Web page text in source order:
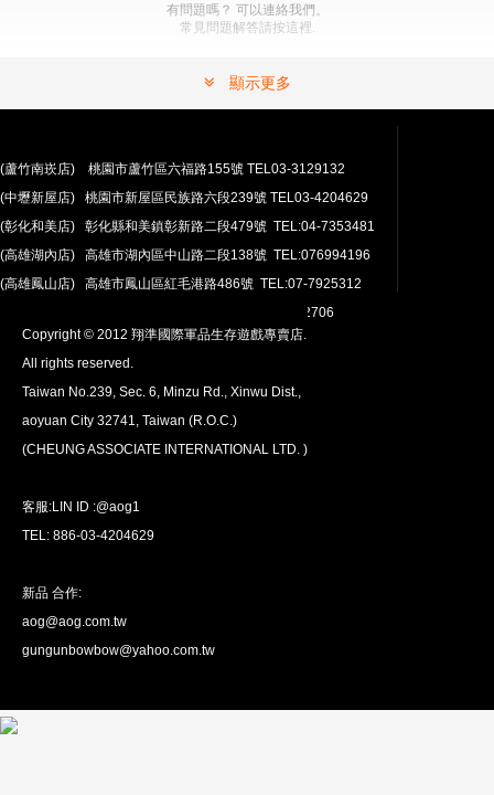
有問題嗎？ 可以連絡我們。
常見問題解答請按這裡.
安心購買
100％付款保護。 簡單
退貨政策
全球配送
我們將運送至全球
顯示更多
(蘆竹南崁店) 桃園市蘆竹區六福路155號 TEL03-3129132
(中壢新屋店) 桃園市新屋區民族路六段239號 TEL03-4204629
(彰化和美店) 彰化縣和美鎮彰新路二段479號 TEL:04-7353481
(高雄湖內店) 高雄市湖內區中山路二段138號 TEL:076994196
(高雄鳳山店) 高雄市鳳山區紅毛港路486號 TEL:07-7925312
翔準網路部門:TEL 03-4202763 03-4202706
Copyright © 2012 翔準國際軍品生存遊戲專賣店.
All rights reserved.
Taiwan No.239, Sec. 6, Minzu Rd., Xinwu Dist.,
aoyuan City 32741, Taiwan (R.O.C.)
(CHEUNG ASSOCIATE INTERNATIONAL LTD. )
客服:LIN ID :@aog1
TEL: 886-03-4204629
新品 合作:
aog@aog.com.tw
gungunbowbow@yahoo.com.tw